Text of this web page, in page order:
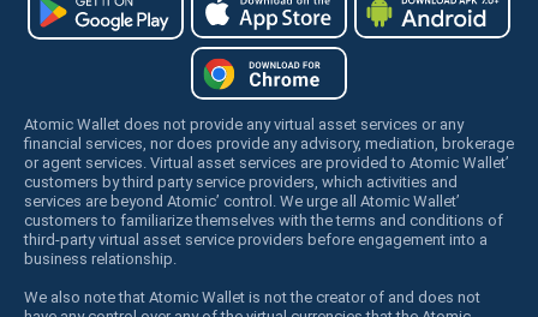
Atomic Wallet does not provide any virtual asset services or any
financial services, nor does provide any advisory, mediation, brokerage
or agent services. Virtual asset services are provided to Atomic Wallet’
customers by third party service providers, which activities and
services are beyond Atomic’ control. We urge all Atomic Wallet’
customers to familiarize themselves with the terms and conditions of
third-party virtual asset service providers before engagement into a
business relationship.
We also note that Atomic Wallet is not the creator of and does not